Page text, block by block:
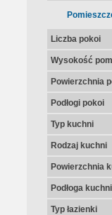
Liczba pokoi
Wysokość
Powierzchnia
Podłogi pokoi
Typ kuchni
Rodzaj kuchni
Powierzchnia
Podłoga kuchni
Typ łazienki